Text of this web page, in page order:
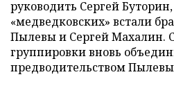
руководить Сергей Буторин,
«медведковских» встали
Пылевы и Сергей Махалин.
группировки вновь
предводительством